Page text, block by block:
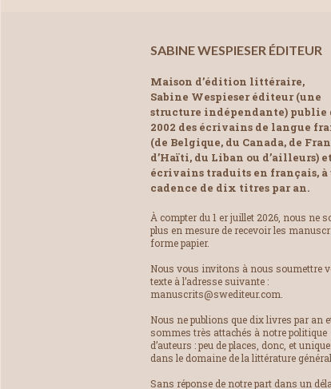
SABINE WESPIESER ÉDITEUR
Maison d’édition littéraire,
Sabine Wespieser éditeur (une
structure indépendante) publie
2002 des écrivains de langue
(de Belgique, du Canada, de
d’Haïti, du Liban ou d’ailleurs)
écrivains traduits en français, à
cadence de dix titres par an.
À compter du 1 er juillet 2026, nous ne
plus en mesure de recevoir les
forme papier.
Nous vous invitons à nous soumettre
texte à l’adresse suivante :
manuscrits@swediteur.com.
Nous ne publions que dix livres par an
sommes très attachés à notre politique
d’auteurs : peu de places, donc, et
dans le domaine de la littérature
Sans réponse de notre part dans un